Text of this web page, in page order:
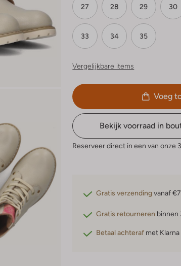
27 28 29 30
33 34 35
Vergelijkbare items
Voeg
Bekijk voorraad in
Reserveer direct in een van onze
Gratis verzendingvanaf
Gratis retourneren binnen
Betaal achteraf met Klarna